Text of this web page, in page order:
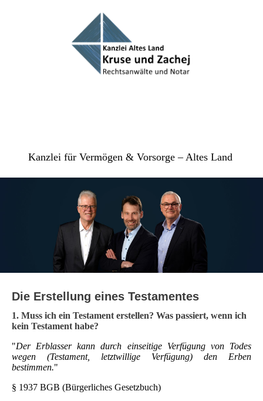
Kanzlei für Vermögen & Vorsorge – Altes Land
Die Erstellung eines Testamentes
1. Muss ich ein Testament erstellen? Was passiert, wenn ich
kein Testament habe?
"Der Erblasser kann durch einseitige Verfügung von Todes
wegen (Testament, letztwillige Verfügung) den Erben
bestimmen."
§ 1937 BGB (Bürgerliches Gesetzbuch)